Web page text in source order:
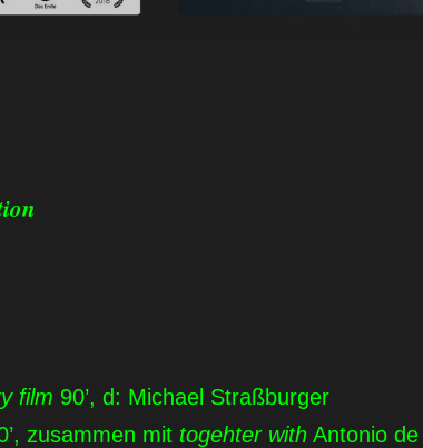
film 90’, d: Michael Straßburger
zusammen mit togehter with Antonio